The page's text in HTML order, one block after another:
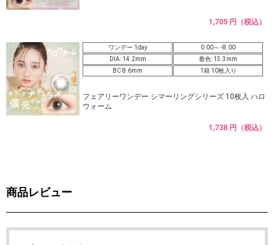
1,705 円（税込）
ワンデー 1day
0.00～ -8.00
DIA: 14.2mm
着色: 13.3mm
BC 8.6mm
1箱 10枚入り
フェアリーワンデー シマーリングシリーズ 10枚入 ハロ
ウォーム
1,738 円（税込）
商品レビュー